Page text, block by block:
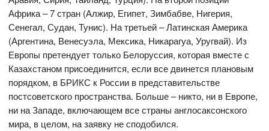
Африка – 7 стран (Алжир, Египет, Зимбабве, Нигерия,
Сенегал, Судан, Тунис). На третьей – Латинская Америка
(Аргентина, Венесуэла, Мексика, Никарагуа, Уругвай). Из
Европы претендует только Белоруссия, которая вместе с
Казахстаном присоединится, если все двинется плановым
порядком, в БРИКС к России в представительстве
постсоветского пространства. Больше – никто, ни в Европе,
ни на Западе, включающем все страны англосаксонского
мира, в целом, на заявку не сподобился.